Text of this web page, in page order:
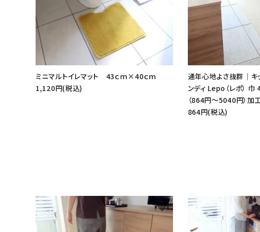
ミニマルトイレマット 43ｃｍ×40ｃｍ
1,120円(税込)
通年心地よさ抜群｜
ンディ Lepo（レポ）
（864円～5040円）加
864円(税込)
favorite